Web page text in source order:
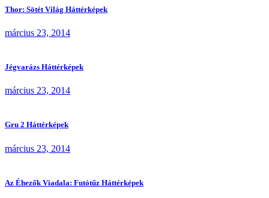
Thor: Sötét Világ Háttérképek
március 23, 2014
Jégvarázs Háttérképek
március 23, 2014
Gru 2 Háttérképek
március 23, 2014
Az Éhezők Viadala: Futótűz Háttérképek